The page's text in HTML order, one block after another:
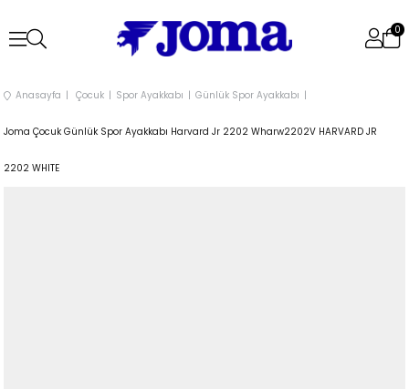
0
Anasayfa Çocuk Spor Ayakkabı Günlük Spor Ayakkabı
Joma Çocuk Günlük Spor Ayakkabı Harvard Jr 2202 Wharw2202V HARVARD JR
2202 WHITE